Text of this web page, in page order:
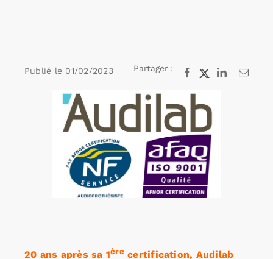
Publié le 01/02/2023 Partager : Facebook
X LinkedInEmail
agrandie
20 ans après sa 1èrecertification, Audilab